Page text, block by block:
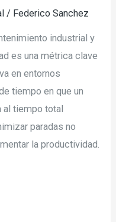
/ Federico Sanchez
industrial y
es una métrica clave
en entornos
tiempo en que un
al tiempo total
paradas no
la productividad.